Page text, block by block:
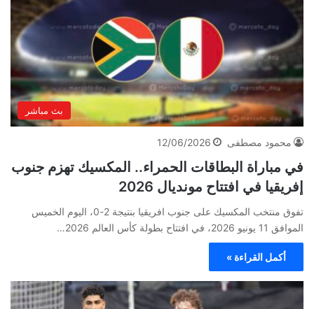
بث مباشر
محمود مصطفى 12/06/2026
في مباراة البطاقات الحمراء.. المكسيك تهزم جنوب
إفريقيا في افتتاح مونديال 2026
تفوق منتخب المكسيك على جنوب افريقيا بنتيجة 2-0، اليوم الخميس
الموافق 11 يونيو 2026، في افتتاح بطولة كأس العالم 2026…
أكمل القراءة »